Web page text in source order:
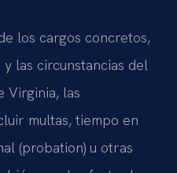
los cargos concretos,
las circunstancias del
Virginia, las
multas, tiempo en
(probation) u otras